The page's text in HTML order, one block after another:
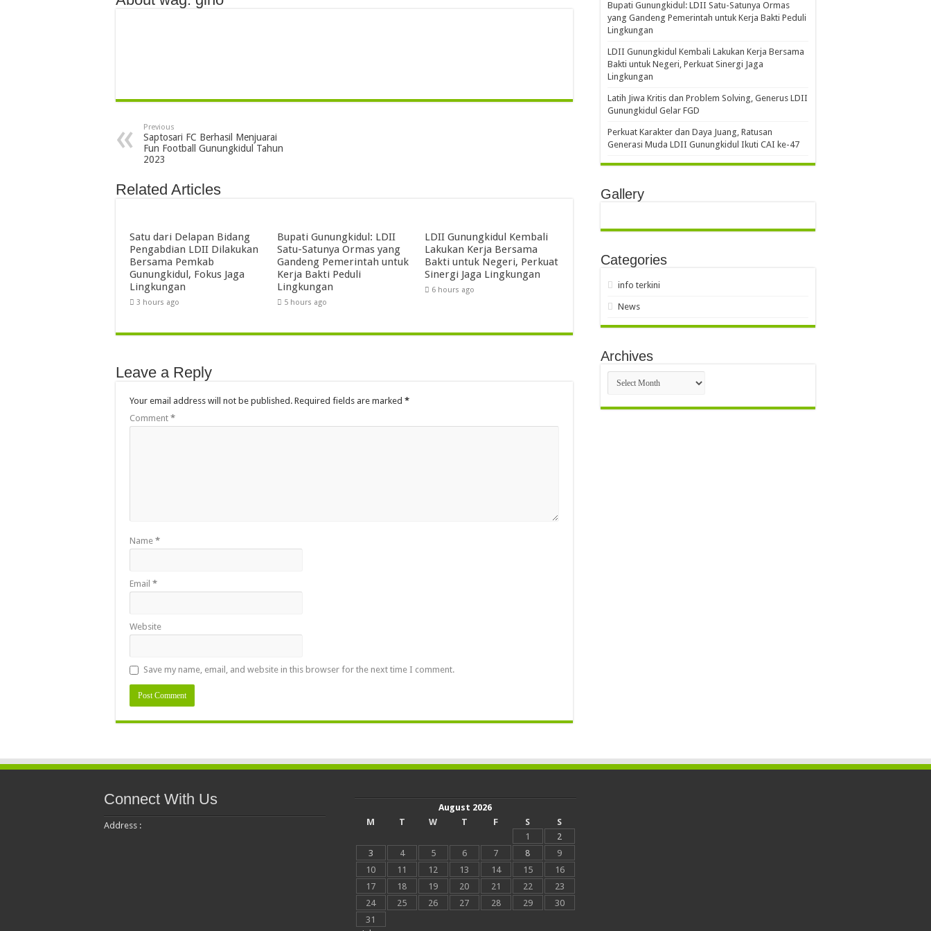
Previous
Saptosari FC Berhasil Menjuarai
Fun Football Gunungkidul Tahun
2023
Related Articles
Satu dari Delapan Bidang
Pengabdian LDII Dilakukan
Bersama Pemkab
Gunungkidul, Fokus Jaga
Lingkungan
3 hours ago
Bupati Gunungkidul: LDII
Satu-Satunya Ormas yang
Gandeng Pemerintah untuk
Kerja Bakti Peduli
Lingkungan
5 hours ago
LDII Gunungkidul Kembali
Lakukan Kerja Bersama
Bakti untuk Negeri, Perkuat
Sinergi Jaga Lingkungan
6 hours ago
Leave a Reply
Your email address will not be published. Required fields are marked *
Comment *
Name *
Email *
Website
Save my name, email, and website in this browser for the next time I comment.
Bupati Gunungkidul: LDII Satu-Satunya Ormas
yang Gandeng Pemerintah untuk Kerja Bakti Peduli
Lingkungan
LDII Gunungkidul Kembali Lakukan Kerja Bersama
Bakti untuk Negeri, Perkuat Sinergi Jaga
Lingkungan
Latih Jiwa Kritis dan Problem Solving, Generus LDII
Gunungkidul Gelar FGD
Perkuat Karakter dan Daya Juang, Ratusan
Generasi Muda LDII Gunungkidul Ikuti CAI ke-47
Gallery
Categories
info terkini
News
Archives
Archives
Connect With Us
Address :
August 2026
M
T W T F S
S
1
2
3
4 5 6 7 8
9
10
11 12 13 14 15
16
17
18 19 20 21 22
23
24
25 26 27 28 29
30
31